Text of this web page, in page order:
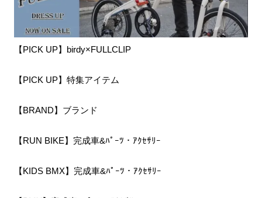
【PICK UP】birdy×FULLCLIP
【PICK UP】特集アイテム
【BRAND】ブランド
【RUN BIKE】完成車&ﾊﾟｰﾂ・ｱｸｾｻﾘｰ
【KIDS BMX】完成車&ﾊﾟｰﾂ・ｱｸｾｻﾘｰ